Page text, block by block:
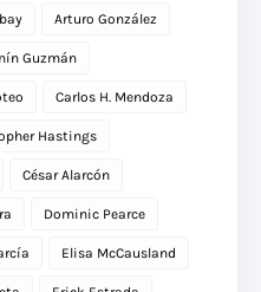
Arturo González
Guzmán
Carlos H. Mendoza
Hastings
César Alarcón
Dominic Pearce
Elisa McCausland